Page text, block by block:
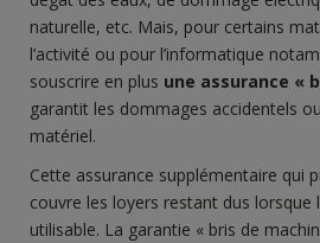
naturelle, etc. Mais, pour certains
l’activité ou pour l’informatique
souscrire en plus une assurance «
garantit les dommages accidentels
matériel.
Cette assurance supplémentaire qui
couvre les loyers restant dus lorsque
utilisable. La garantie « bris de